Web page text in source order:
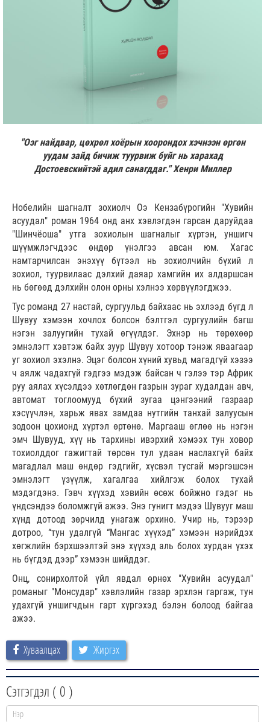
"Оэг найдвар, цөхрөл хоёрын хоорондох хэчнээн өргөн
уудам зайд бичиж туурвиж буйг нь харахад
Достоевскийтэй адил санагддаг." Хенри Миллер
Нобелийн шагналт зохиолч Оэ Кензабүрогийн "Хувийн
асуудал" роман 1964 онд анх хэвлэгдэн гарсан даруйдаа
"Шинчёоша" утга зохиолын шагналыг хүртэн, уншигч
шүүмжлэгчдээс өндөр үнэлгээ авсан юм. Хагас
намтарчилсан энэхүү бүтээл нь зохиолчийн бүхий л
зохиол, туурвилаас дэлхий даяар хамгийн их алдаршсан
нь бөгөөд дэлхийн олон орны хэлнээ хөрвүүлэгджээ.
Тус романд 27 настай, сургуульд байхаас нь эхлээд бүгд л
Шувуу хэмээн хочлох болсон бэлтгэл сургуулийн багш
нэгэн залуугийн тухай өгүүлдэг. Эхнэр нь төрөхөөр
эмнэлэгт хэвтэж байх зуур Шувуу хотоор тэнэж яваагаар
уг зохиол эхэлнэ. Эцэг болсон хүний хувьд магадгүй хэзээ
ч аялж чадахгүй гэдгээ мэдэж байсан ч гэлээ тэр Африк
руу аялах хүсэлдээ хөтлөгдөн газрын зураг худалдан авч,
автомат тоглоомууд бүхий зугаа цэнгээний газраар
хэсүүчлэн, харьж явах замдаа нутгийн танхай залуусын
зодоон цохионд хүртэл өртөнө. Маргааш өглөө нь нэгэн
эмч Шувууд, хүү нь тархины ивэрхий хэмээх тун ховор
тохиолддог гажигтай төрсөн тул удаан наслахгүй байх
магадлал маш өндөр гэдгийг, хүсвэл тусгай мэргэшсэн
эмнэлэгт үзүүлж, хагалгаа хийлгэж болох тухай
мэдэгдэнэ. Гэвч хүүхэд хэвийн өсөж бойжно гэдэг нь
үндсэндээ боломжгүй ажээ. Энэ гунигт мэдээ Шувууг маш
хүнд дотоод зөрчилд унагаж орхино. Учир нь, тэрээр
дотроо, “тун удалгүй “Мангас хүүхэд” хэмээн нэрийдэх
хөгжлийн бэрхшээлтэй энэ хүүхэд аль болох хурдан үхэх
нь бүгдэд дээр” хэмээн шийддэг.
Онц, сонирхолтой үйл явдал өрнөх "Хувийн асуудал"
романыг "Монсудар" хэвлэлийн газар эрхлэн гаргаж, тун
удахгүй уншигчдын гарт хүргэхэд бэлэн болоод байгаа
ажээ.
Хуваалцах Жиргэх
Сэтгэгдэл ( 0 )